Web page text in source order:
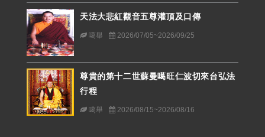
天法大悲紅觀音五尊灌頂及口傳
噶舉 2026/07/05~2026/09/25
尊貴的第十二世蘇曼噶旺仁波切來台弘法
行程
噶舉 2026/08/15~2026/08/16